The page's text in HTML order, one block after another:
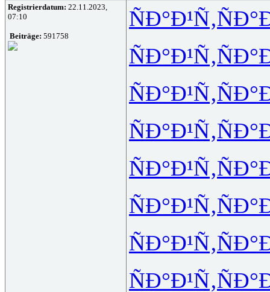
Registrierdatum: 22.11.2023,
07:10
Beiträge: 591758
ÑÐ°Ð¹Ñ‚
ÑÐ°Ð¹Ñ‚
ÑÐ°Ð¹Ñ‚
ÑÐ°Ð¹Ñ‚
ÑÐ°Ð¹Ñ‚
ÑÐ°Ð¹Ñ‚
ÑÐ°Ð¹Ñ‚
ÑÐ°Ð¹Ñ‚